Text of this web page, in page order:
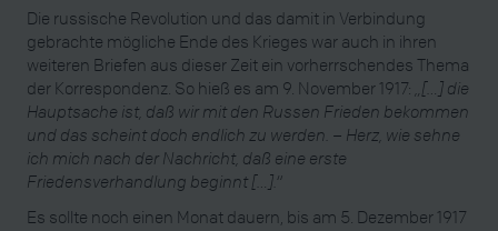
Die russische Revolution und das damit in Verbindung
gebrachte mögliche Ende des Krieges war auch in ihren
weiteren Briefen aus dieser Zeit ein vorherrschendes Thema
der Korrespondenz. So hieß es am 9. November 1917: „[…] die
Hauptsache ist, daß wir mit den Russen Frieden bekommen
und das scheint doch endlich zu werden. – Herz, wie sehne
ich mich nach der Nachricht, daß eine erste
Friedensverhandlung beginnt […].“
Es sollte noch einen Monat dauern, bis am 5. Dezember 1917